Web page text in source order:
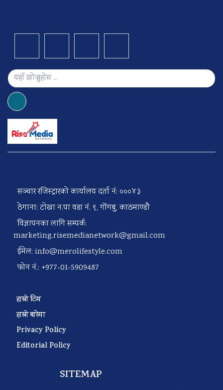
सञ्चार रजिस्ट्रारको कार्यालय दर्ता नं: ०००४३
ठेगाना: टोखा न.पा वडा नं. ९, गोंगबु, काठमाण्डौ
विज्ञापनका लागि सम्पर्क:
marketing.risemedianetwork@gmail.com
ईमेल: info@merolifestyle.com
फोन नं.: +977-01-5909487
हाम्रो टिम
हाम्रो बारेमा
Privacy Policy
Editorial Policy
SITEMAP